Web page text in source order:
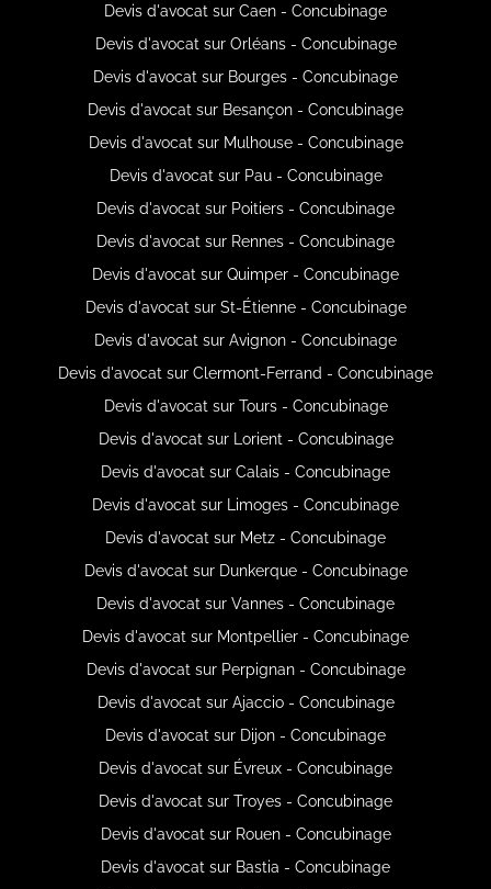
Devis d'avocat sur Caen - Concubinage
Devis d'avocat sur Orléans - Concubinage
Devis d'avocat sur Bourges - Concubinage
Devis d'avocat sur Besançon - Concubinage
Devis d'avocat sur Mulhouse - Concubinage
Devis d'avocat sur Pau - Concubinage
Devis d'avocat sur Poitiers - Concubinage
Devis d'avocat sur Rennes - Concubinage
Devis d'avocat sur Quimper - Concubinage
Devis d'avocat sur St-Étienne - Concubinage
Devis d'avocat sur Avignon - Concubinage
Devis d'avocat sur Clermont-Ferrand - Concubinage
Devis d'avocat sur Tours - Concubinage
Devis d'avocat sur Lorient - Concubinage
Devis d'avocat sur Calais - Concubinage
Devis d'avocat sur Limoges - Concubinage
Devis d'avocat sur Metz - Concubinage
Devis d'avocat sur Dunkerque - Concubinage
Devis d'avocat sur Vannes - Concubinage
Devis d'avocat sur Montpellier - Concubinage
Devis d'avocat sur Perpignan - Concubinage
Devis d'avocat sur Ajaccio - Concubinage
Devis d'avocat sur Dijon - Concubinage
Devis d'avocat sur Évreux - Concubinage
Devis d'avocat sur Troyes - Concubinage
Devis d'avocat sur Rouen - Concubinage
Devis d'avocat sur Bastia - Concubinage